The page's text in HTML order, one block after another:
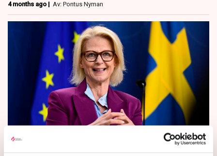
4 months ago | Av: Pontus Nyman
Svenskt ISK-sparande ses